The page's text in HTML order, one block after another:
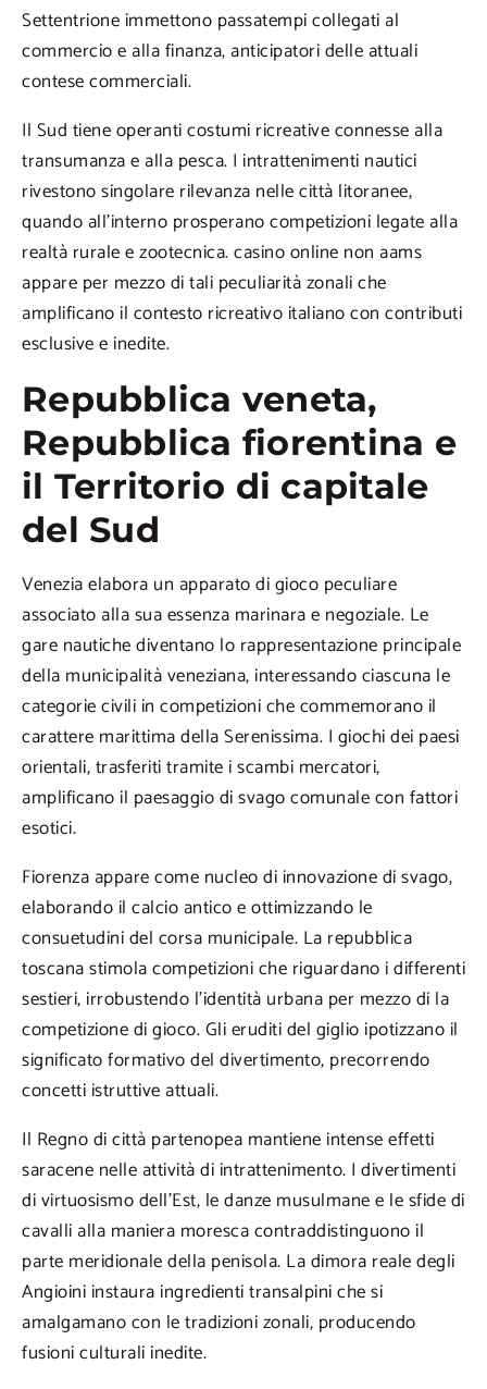
Settentrione immettono passatempi collegati al
commercio e alla finanza, anticipatori delle attuali
contese commerciali.
Il Sud tiene operanti costumi ricreative connesse alla
transumanza e alla pesca. I intrattenimenti nautici
rivestono singolare rilevanza nelle città litoranee,
quando all’interno prosperano competizioni legate alla
realtà rurale e zootecnica. casino online non aams
appare per mezzo di tali peculiarità zonali che
amplificano il contesto ricreativo italiano con contributi
esclusive e inedite.
Repubblica veneta,
Repubblica fiorentina e
il Territorio di capitale
del Sud
Venezia elabora un apparato di gioco peculiare
associato alla sua essenza marinara e negoziale. Le
gare nautiche diventano lo rappresentazione principale
della municipalità veneziana, interessando ciascuna le
categorie civili in competizioni che commemorano il
carattere marittima della Serenissima. I giochi dei paesi
orientali, trasferiti tramite i scambi mercatori,
amplificano il paesaggio di svago comunale con fattori
esotici.
Fiorenza appare come nucleo di innovazione di svago,
elaborando il calcio antico e ottimizzando le
consuetudini del corsa municipale. La repubblica
toscana stimola competizioni che riguardano i differenti
sestieri, irrobustendo l’identità urbana per mezzo di la
competizione di gioco. Gli eruditi del giglio ipotizzano il
significato formativo del divertimento, precorrendo
concetti istruttive attuali.
Il Regno di città partenopea mantiene intense effetti
saracene nelle attività di intrattenimento. I divertimenti
di virtuosismo dell’Est, le danze musulmane e le sfide di
cavalli alla maniera moresca contraddistinguono il
parte meridionale della penisola. La dimora reale degli
Angioini instaura ingredienti transalpini che si
amalgamano con le tradizioni zonali, producendo
fusioni culturali inedite.